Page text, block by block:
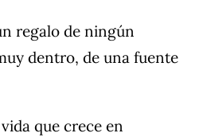
regalo de ningún
dentro, de una fuente
que crece en